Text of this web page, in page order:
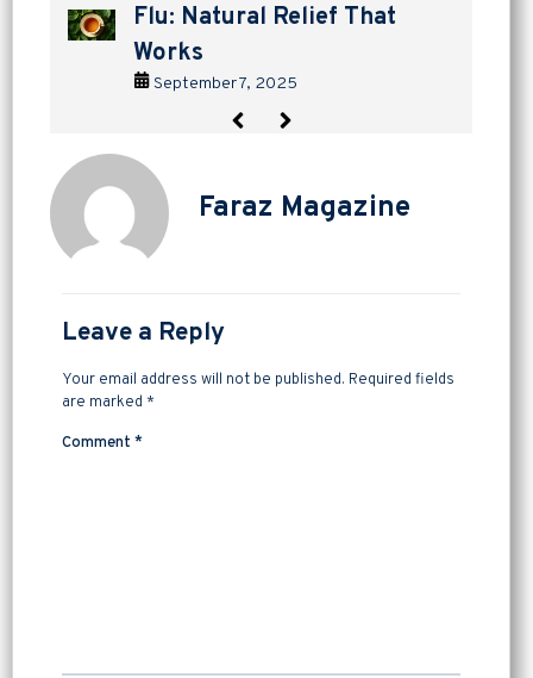
digestion? a tangy way to
support gut health
September 2, 2025
Home: A Complete Guide to
Persian Fruit Leather
September 11, 2025
Flu: Natural Relief That
Works
September 7, 2025
Bought: Which Is the Better
Choice?
September 4, 2025
digestion? a tangy way to
support gut health
September 2, 2025
Home: A Complete Guide to
Persian Fruit Leather
September 11, 2025
Faraz Magazine
Leave a Reply
Your email address will not be published. Required fields
are marked *
Comment*